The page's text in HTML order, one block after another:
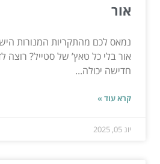
אור
נמאס לכם מהתקריות המנורות
אור בלי כל טאץ’ של סטייל? רוצה
חדישה יכולה...
קרא עוד »
יונ 05, 2025